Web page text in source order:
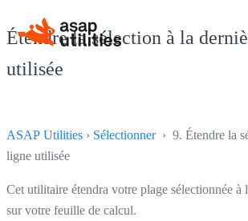
Étendre la sélection à la
utilisée
ASAP Utilities › Sélectionner› 9. Étendre la
ligne utilisée
Cet utilitaire étendra votre plage sélectionnée à
sur votre feuille de calcul.